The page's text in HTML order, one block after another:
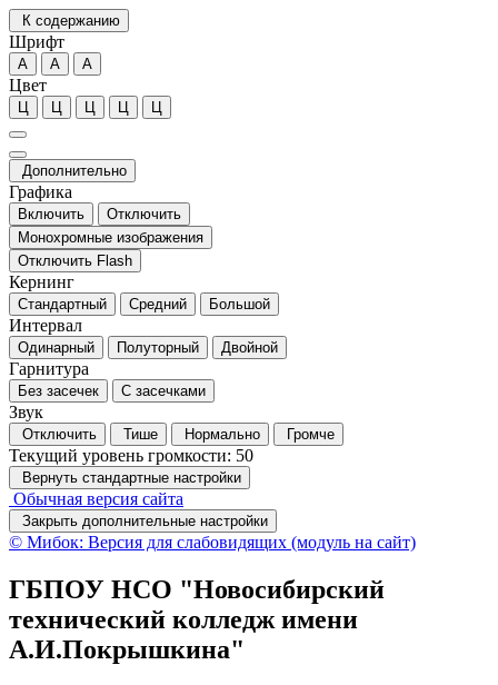
К содержанию
Шрифт
А А А
Цвет
Ц Ц Ц Ц Ц
Дополнительно
Графика
Включить
Отключить
Монохромные изображения
Отключить Flash
Кернинг
Стандартный Средний Большой
Интервал
Одинарный Полуторный Двойной
Гарнитура
Без засечек С засечками
Звук
Отключить Тише Нормально Громче
Текущий уровень громкости: 50
Вернуть стандартные настройки
Обычная версия сайта
Закрыть дополнительные настройки
© Мибок: Версия для слабовидящих (модуль на сайт)
ГБПОУ НСО "Новосибирский
технический колледж имени
А.И.Покрышкина"